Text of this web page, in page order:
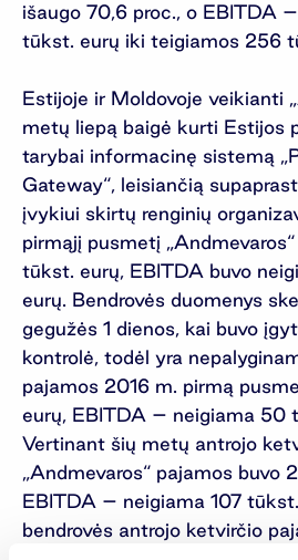
išaugo 70,6 proc., o EBITDA
tūkst. eurų iki teigiamos 256
Estijoje ir Moldovoje veikianti
metų liepą baigė kurti Estijos
tarybai informacinę sistemą
Gateway“, leisiančią
įvykiui skirtų renginių
pirmąjį pusmetį
tūkst. eurų, EBITDA buvo
eurų. Bendrovės duomenys
gegužės 1 dienos, kai buvo
kontrolė, todėl yra
pajamos 2016 m. pirmą
eurų, EBITDA – neigiama 50
Vertinant šių metų antrojo
„Andmevaros“ pajamos buvo
EBITDA – neigiama 107
bendrovės antrojo ketvirčio